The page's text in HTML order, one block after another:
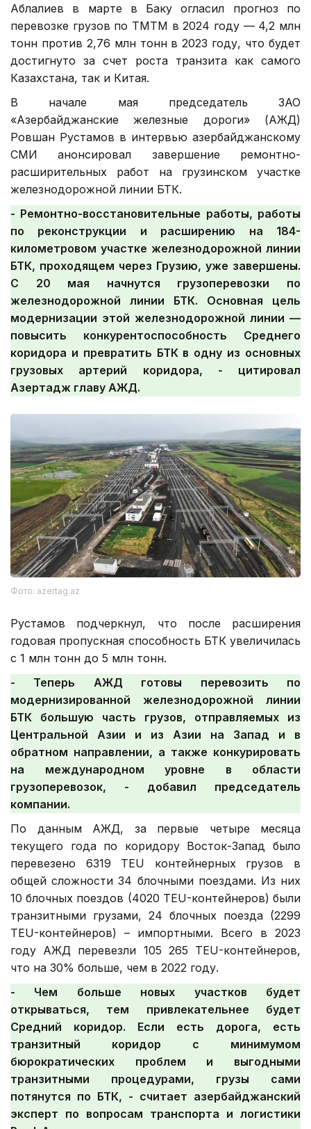
Аблалиев в марте в Баку огласил прогноз по
перевозке грузов по ТМТМ в 2024 году — 4,2 млн
тонн против 2,76 млн тонн в 2023 году, что будет
достигнуто за счет роста транзита как самого
Казахстана, так и Китая.
В начале мая председатель ЗАО
«Азербайджанские железные дороги» (АЖД)
Ровшан Рустамов в интервью азербайджанскому
СМИ анонсировал завершение ремонтно-
расширительных работ на грузинском участке
железнодорожной линии БТК.
- Ремонтно-восстановительные работы, работы
по реконструкции и расширению на 184-
километровом участке железнодорожной линии
БТК, проходящем через Грузию, уже завершены.
С 20 мая начнутся грузоперевозки по
железнодорожной линии БТК. Основная цель
модернизации этой железнодорожной линии —
повысить конкурентоспособность Среднего
коридора и превратить БТК в одну из основных
грузовых артерий коридора, - цитировал
Азертадж главу АЖД.
Фото: azertag.az
Рустамов подчеркнул, что после расширения
годовая пропускная способность БТК увеличилась
с 1 млн тонн до 5 млн тонн.
- Теперь АЖД готовы перевозить по
модернизированной железнодорожной линии
БТК большую часть грузов, отправляемых из
Центральной Азии и из Азии на Запад и в
обратном направлении, а также конкурировать
на международном уровне в области
грузоперевозок, - добавил председатель
компании.
По данным АЖД, за первые четыре месяца
текущего года по коридору Восток-Запад было
перевезено 6319 TEU контейнерных грузов в
общей сложности 34 блочными поездами. Из них
10 блочных поездов (4020 TEU-контейнеров) были
транзитными грузами, 24 блочных поезда (2299
TEU-контейнеров) – импортными. Всего в 2023
году АЖД перевезли 105 265 TEU-контейнеров,
что на 30% больше, чем в 2022 году.
- Чем больше новых участков будет
открываться, тем привлекательнее будет
Средний коридор. Если есть дорога, есть
транзитный коридор с минимумом
бюрократических проблем и выгодными
транзитными процедурами, грузы сами
потянутся по БТК, - считает азербайджанский
эксперт по вопросам транспорта и логистики